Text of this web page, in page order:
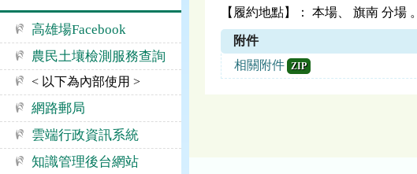
高雄場Facebook
農民土壤檢測服務查詢
< 以下為內部使用 >
網路郵局
雲端行政資訊系統
知識管理後台網站
【履約地點】： 本場、 旗南 分場 。
附件
相關附件 ZIP